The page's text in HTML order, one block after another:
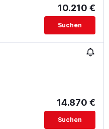
10.210 €
Suchen
14.870 €
Suchen